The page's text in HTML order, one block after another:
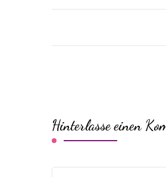
Hinterlasse einen